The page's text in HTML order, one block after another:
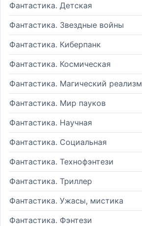
Фантастика. Детская
Фантастика. Звездные войны
Фантастика. Киберпанк
Фантастика. Космическая
Фантастика. Магический реализм
Фантастика. Мир пауков
Фантастика. Научная
Фантастика. Социальная
Фантастика. Технофэнтези
Фантастика. Триллер
Фантастика. Ужасы, мистика
Фантастика. Фэнтези